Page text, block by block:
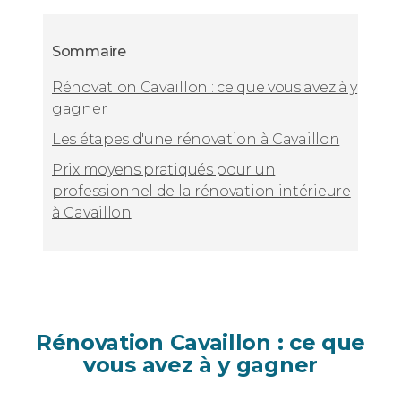
Sommaire
Rénovation Cavaillon : ce que vous avez à y
gagner
Les étapes d'une rénovation à Cavaillon
Prix moyens pratiqués pour un
professionnel de la rénovation intérieure
à Cavaillon
Rénovation Cavaillon : ce que
vous avez à y gagner